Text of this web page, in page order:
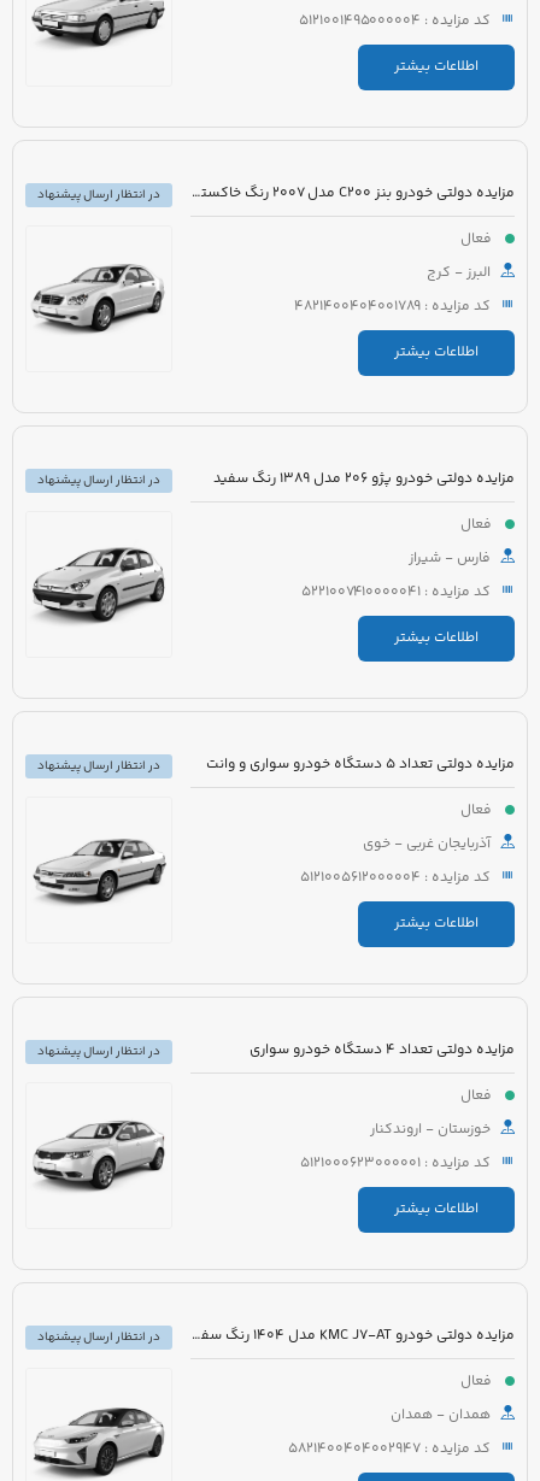
کد مزایده : 5121001495000004
اطلاعات بیشتر
مزایده دولتی خودرو بنز C200 مدل 2007 رنگ خاکستری
فعال
البرز - کرج
کد مزایده : 4821400404001789
اطلاعات بیشتر
در انتظار ارسال پیشنهاد
مزایده دولتی خودرو پژو 206 مدل 1389 رنگ سفید
فعال
فارس - شیراز
کد مزایده : 5221007410000041
اطلاعات بیشتر
در انتظار ارسال پیشنهاد
مزایده دولتی تعداد 5 دستگاه خودرو سواری و وانت
فعال
آذربایجان غربی - خوی
کد مزایده : 5121005612000004
اطلاعات بیشتر
در انتظار ارسال پیشنهاد
مزایده دولتی تعداد 4 دستگاه خودرو سواری
فعال
خوزستان - اروندکنار
کد مزایده : 5121000623000001
اطلاعات بیشتر
در انتظار ارسال پیشنهاد
مزایده دولتی خودرو KMC J7-AT مدل 1404 رنگ سفید
فعال
همدان - همدان
کد مزایده : 5821400404002947
در انتظار ارسال پیشنهاد